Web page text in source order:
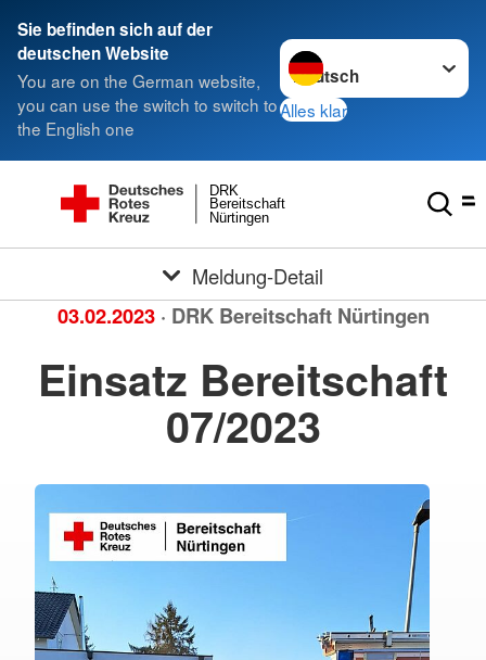
Sie befinden sich auf der
deutschen Website
You are on the German website,
you can use the switch to switch to
the English one
Sprache wechseln zu
Alles klar
Nürtingen
Bereitschaft
DRK
Meldung-Detail
03.02.2023 · DRK Bereitschaft Nürtingen
Einsatz Bereitschaft
07/2023